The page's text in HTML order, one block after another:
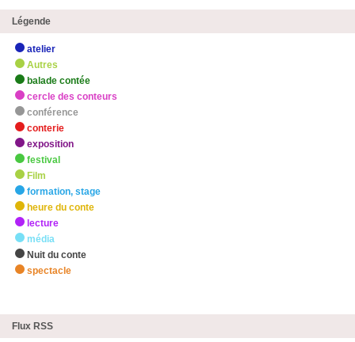
Légende
atelier
Autres
balade contée
cercle des conteurs
conférence
conterie
exposition
festival
Film
formation, stage
heure du conte
lecture
média
Nuit du conte
spectacle
Flux RSS